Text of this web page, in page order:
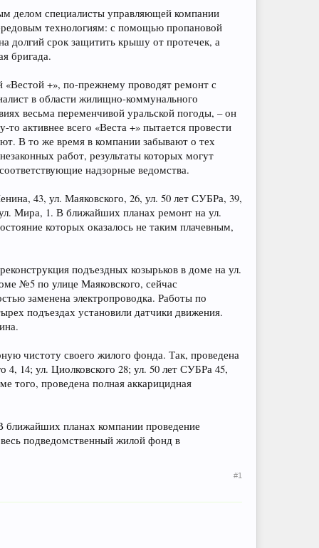
делом специалисты управляющей компании
технологиям: с помощью пропановой
долгий срок защитить крышу от протечек, а
бригада.
+», по-прежнему проводят ремонт с
в области жилищно-коммунального
весьма переменчивой уральской погоды, – он
активнее всего «Веста +» пытается провести
В то же время в компании забывают о тех
работ, результаты которых могут
надзорные ведомства.
43, ул. Маяковского, 26, ул. 50 лет СУБРа, 39,
Мира, 1. В ближайших планах ремонт на ул.
которых оказалось не таким плачевным,
подъездных козырьков в доме на ул.
№5 по улице Маяковского, сейчас
заменена электропроводка. Работы по
подъездах установили датчики движения.
чистоту своего жилого фонда. Так, проведена
4, 14; ул. Циолковского 28; ул. 50 лет СУБРа 45,
того, проведена полная аккарицидная
ближайших планах компании проведение
подведомственный жилой фонд в
#1